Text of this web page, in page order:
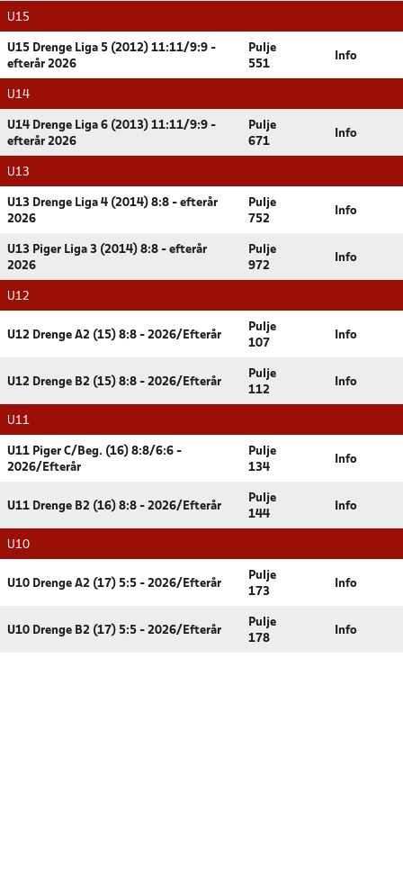
U15
U15 Drenge Liga 5 (2012) 11:11/9:9 -
efterår 2026
Pulje
551
Info
U14
U14 Drenge Liga 6 (2013) 11:11/9:9 -
efterår 2026
Pulje
671
Info
U13
U13 Drenge Liga 4 (2014) 8:8 - efterår
2026
Pulje
752
Info
U13 Piger Liga 3 (2014) 8:8 - efterår
2026
Pulje
972
Info
U12
U12 Drenge A2 (15) 8:8 - 2026/Efterår
Pulje
107
Info
U12 Drenge B2 (15) 8:8 - 2026/Efterår
Pulje
112
Info
U11
U11 Piger C/Beg. (16) 8:8/6:6 -
2026/Efterår
Pulje
134
Info
U11 Drenge B2 (16) 8:8 - 2026/Efterår
Pulje
144
Info
U10
U10 Drenge A2 (17) 5:5 - 2026/Efterår
Pulje
173
Info
U10 Drenge B2 (17) 5:5 - 2026/Efterår
Pulje
178
Info